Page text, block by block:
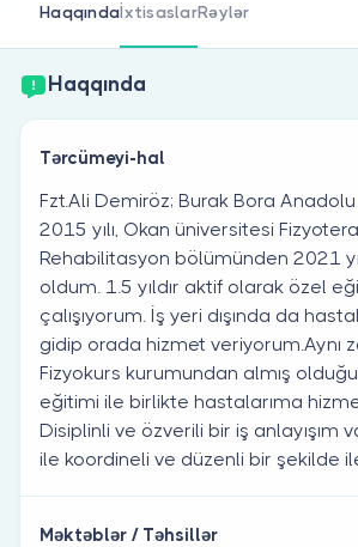
HaqqındaİxtisaslarRəylər
Haqqında
Tərcümeyi-hal
Fzt.Ali Demiröz; Burak Bora
2015 yılı, Okan üniversitesi
Rehabilitasyon bölümünden 2021
oldum. 1.5 yıldır aktif olarak özel
çalışıyorum. İş yeri dışında da
gidip orada hizmet veriyorum.Aynı
Fizyokurs kurumundan almış
eğitimi ile birlikte hastalarıma
Disiplinli ve özverili bir iş anlayışım
ile koordineli ve düzenli bir şekilde
Məktəblər / Təhsillər